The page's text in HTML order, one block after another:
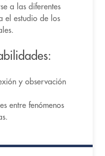
a las diferentes
el estudio de los
y observación
entre fenómenos